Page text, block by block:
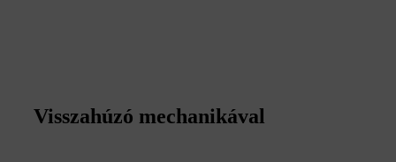
Visszahúzó mechanikával